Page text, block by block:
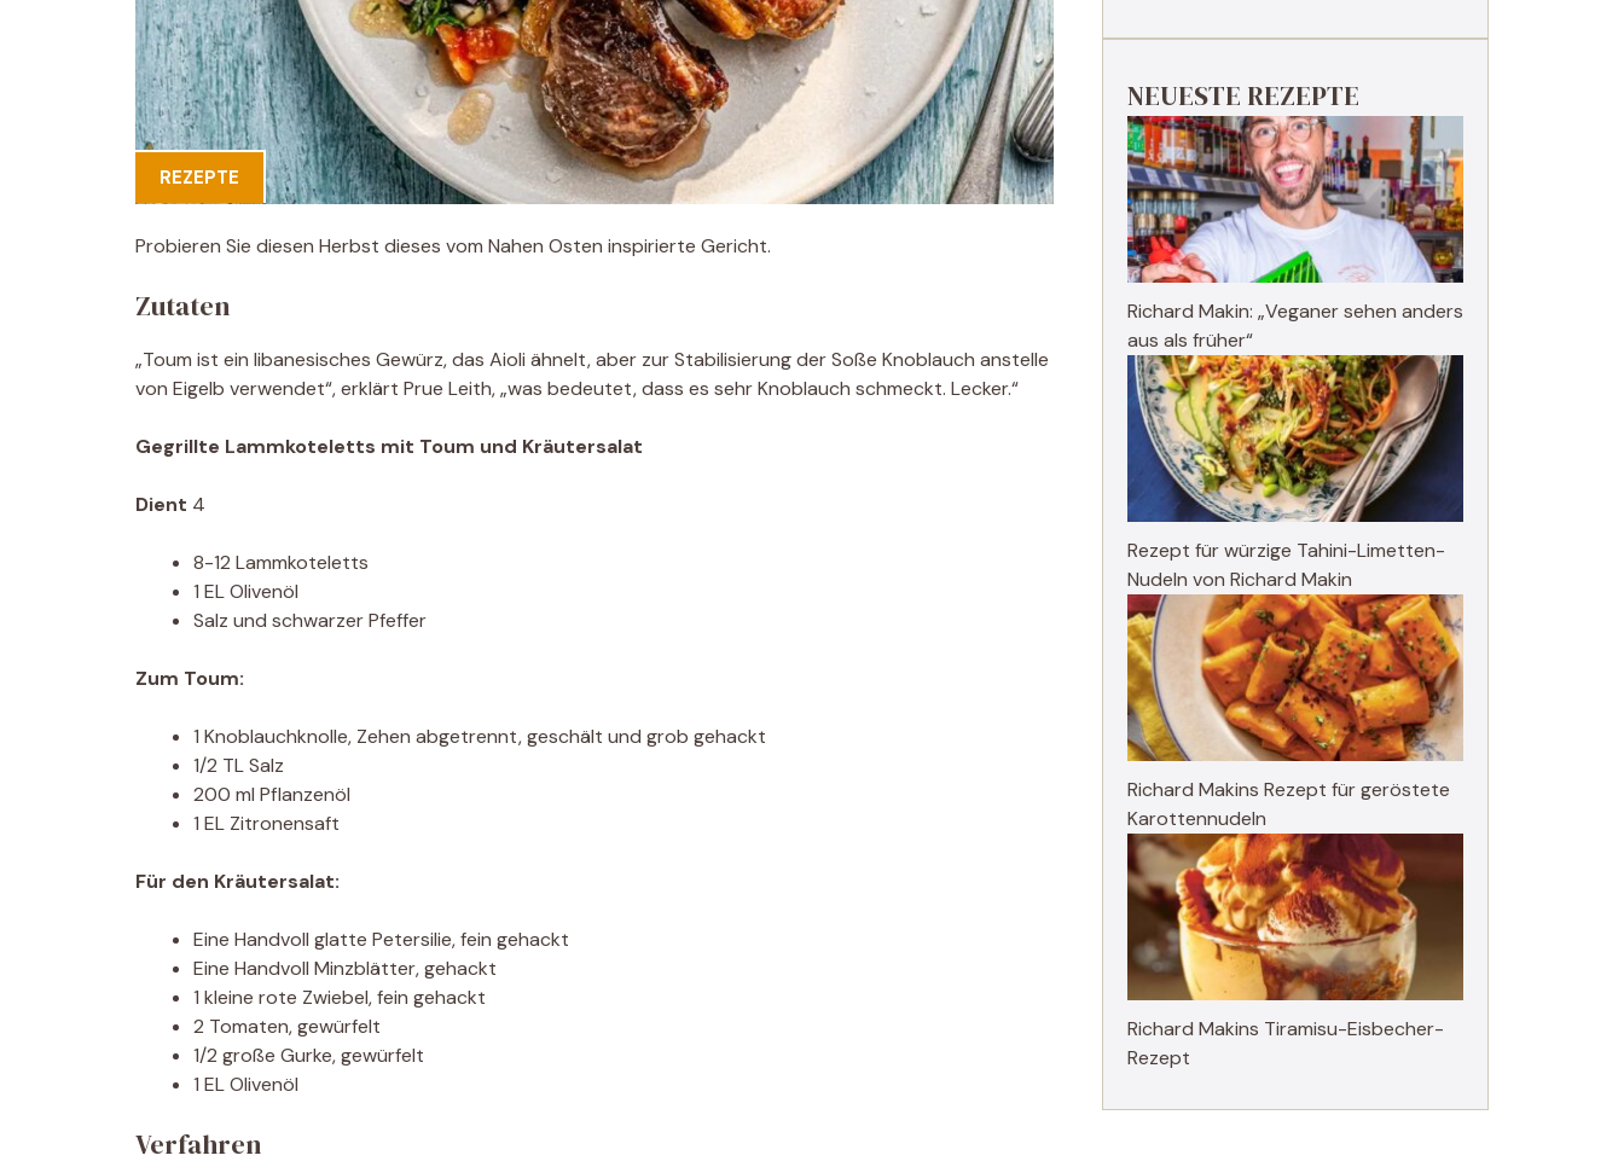
REZEPTE
Probieren Sie diesen Herbst dieses vom Nahen Osten inspirierte Gericht.
Zutaten
„Toum ist ein libanesisches Gewürz, das Aioli ähnelt, aber zur Stabilisierung der Soße Knoblauch anstelle
von Eigelb verwendet“, erklärt Prue Leith, „was bedeutet, dass es sehr Knoblauch schmeckt. Lecker.“
Gegrillte Lammkoteletts mit Toum und Kräutersalat
Dient 4
8-12 Lammkoteletts
1 EL Olivenöl
Salz und schwarzer Pfeffer
Zum Toum:
1 Knoblauchknolle, Zehen abgetrennt, geschält und grob gehackt
1/2 TL Salz
200 ml Pflanzenöl
1 EL Zitronensaft
Für den Kräutersalat:
Eine Handvoll glatte Petersilie, fein gehackt
Eine Handvoll Minzblätter, gehackt
1 kleine rote Zwiebel, fein gehackt
2 Tomaten, gewürfelt
1/2 große Gurke, gewürfelt
1 EL Olivenöl
Verfahren
NEUESTE REZEPTE
Richard Makin: „Veganer sehen anders
aus als früher“
Rezept für würzige Tahini-Limetten-
Nudeln von Richard Makin
Richard Makins Rezept für geröstete
Karottennudeln
Richard Makins Tiramisu-Eisbecher-
Rezept